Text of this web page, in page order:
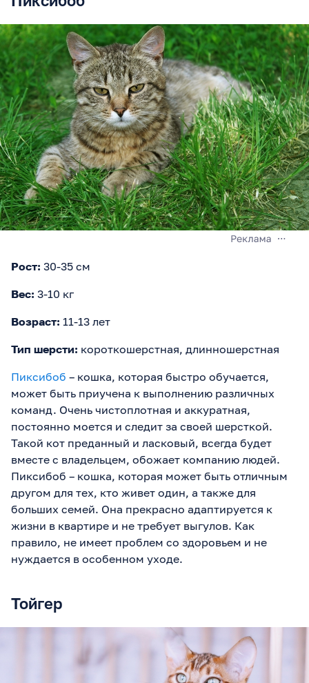
Рост: 30-35 см
Вес: 3-10 кг
Возраст: 11-13 лет
Тип шерсти: короткошерстная, длинношерстная
Пиксибоб – кошка, которая быстро обучается,
может быть приучена к выполнению различных
команд. Очень чистоплотная и аккуратная,
постоянно моется и следит за своей шерсткой.
Такой кот преданный и ласковый, всегда будет
вместе с владельцем, обожает компанию людей.
Пиксибоб – кошка, которая может быть отличным
другом для тех, кто живет один, а также для
больших семей. Она прекрасно адаптируется к
жизни в квартире и не требует выгулов. Как
правило, не имеет проблем со здоровьем и не
нуждается в особенном уходе.
Тойгер